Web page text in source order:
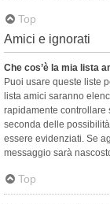
Top
Amici e ignorati
Che cos’è la mia lista
Puoi usare queste liste
lista amici saranno
rapidamente controllare
seconda delle
essere evidenziati. Se
messaggio sarà
Top